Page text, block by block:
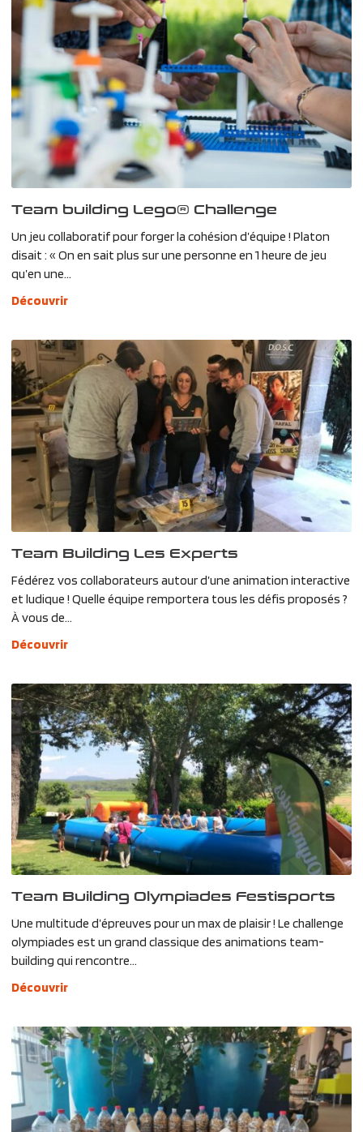
Team building Lego® Challenge
Un jeu collaboratif pour forger la cohésion d’équipe ! Platon
disait : « On en sait plus sur une personne en 1 heure de jeu
qu’en une...
Découvrir
Team Building Les Experts
Fédérez vos collaborateurs autour d’une animation interactive
et ludique ! Quelle équipe remportera tous les défis proposés ?
À vous de...
Découvrir
Team Building Olympiades Festisports
Une multitude d’épreuves pour un max de plaisir ! Le challenge
olympiades est un grand classique des animations team-
building qui rencontre...
Découvrir